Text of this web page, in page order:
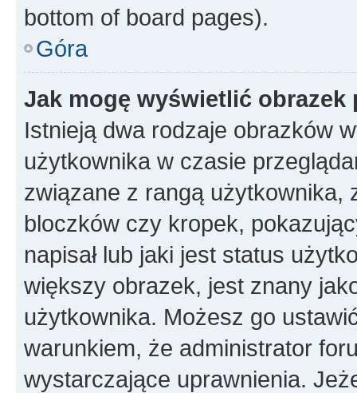
bottom of board pages).
Góra
Jak mogę wyświetlić
Istnieją dwa rodzaje obrazków
użytkownika w czasie
związane z rangą użytkownika,
bloczków czy kropek,
napisał lub jaki jest status
większy obrazek, jest znany
użytkownika. Możesz go
warunkiem, że administrator
wystarczające uprawnienia.